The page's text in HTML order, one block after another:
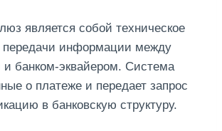
является собой техническое
информации между
и банком-эквайером. Система
о платеже и передает запрос
в банковскую структуру.